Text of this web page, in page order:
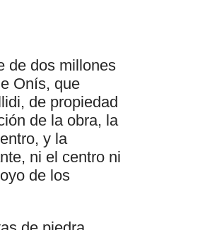
de dos millones
Onís, que
de propiedad
de la obra, la
y la
ni el centro ni
de los